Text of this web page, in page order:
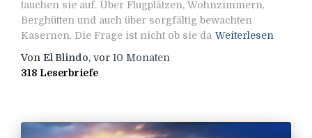
tauchen sie auf. Über Flugplätzen, Wohnzimmern,
Berghütten und auch über sorgfältig bewachten
Kasernen. Die Frage ist nicht ob sie da Weiterlesen
Von El Blindo, vor 10 Monaten
318 Leserbriefe